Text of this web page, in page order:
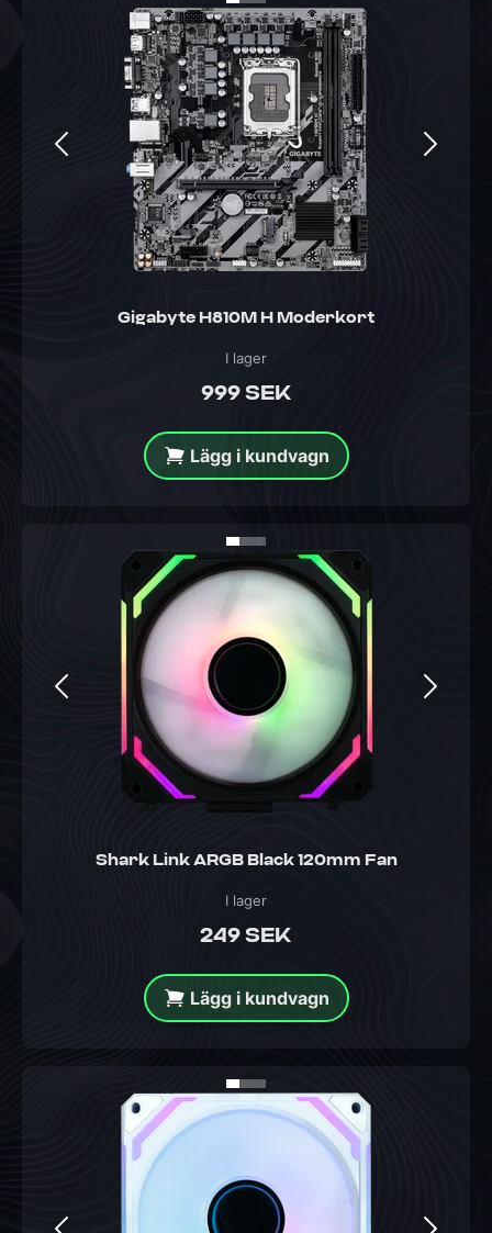
Gigabyte H810M H Moderkort
999 SEK
I lager
Lägg i kundvagn
Shark Link ARGB Black 120mm Fan
249 SEK
I lager
Lägg i kundvagn